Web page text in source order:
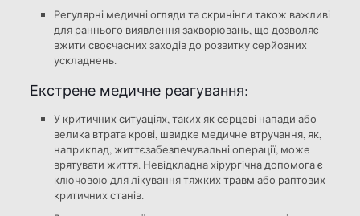
Регулярні медичні огляди та скринінги також важливі
для раннього виявлення захворювань, що дозволяє
вжити своєчасних заходів до розвитку серйозних
ускладнень.
Екстрене медичне реагування:
У критичних ситуаціях, таких як серцеві напади або
велика втрата крові, швидке медичне втручання, як,
наприклад, життєзабезпечувальні операції, може
врятувати життя. Невідкладна хірургічна допомога є
ключовою для лікування тяжких травм або раптових
критичних станів.